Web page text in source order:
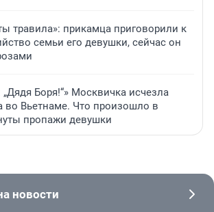
травила»: прикамца приговорили к
семьи его девушки, сейчас он
„Дядя Боря!“» Москвичка исчезла
во Вьетнаме. Что произошло в
пропажи девушки
новости